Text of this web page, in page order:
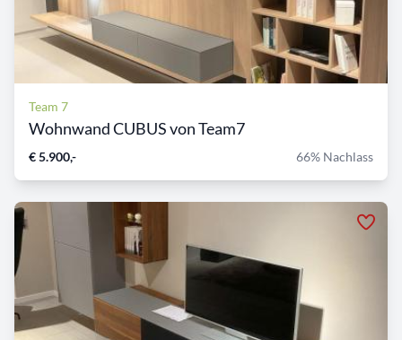
Team 7
Wohnwand CUBUS von Team7
€ 5.900,- 66% Nachlass